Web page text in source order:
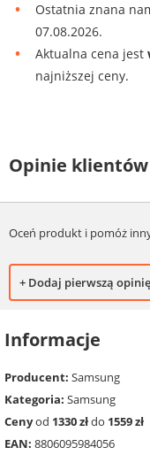
Ostatnia znana
07.08.2026.
Aktualna cena jest
najniższej ceny.
Opinie klientów
Oceń produkt i pomóż
+ Dodaj pierwszą opinię
Informacje
Producent: Samsung
Kategoria: Samsung
Cenyod 1330 złdo 1559 zł
EAN: 8806095984056